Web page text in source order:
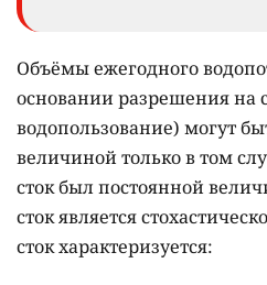
Объёмы ежегодного
основании разрешения на
водопользование) могут
величиной только в том
сток был постоянной
сток является
сток характеризуется: